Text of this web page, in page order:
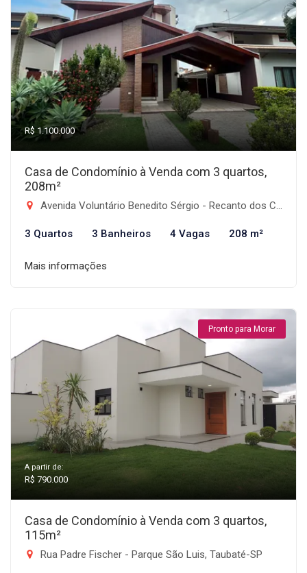
R$ 1.100.000
Casa de Condomínio à Venda com 3 quartos,
208m²
Avenida Voluntário Benedito Sérgio - Recanto dos Coqueirais, Taubaté-SP
3 Quartos 3 Banheiros 4 Vagas 208 m²
Mais informações
Pronto para Morar
A partir de:
R$ 790.000
Casa de Condomínio à Venda com 3 quartos,
115m²
Rua Padre Fischer - Parque São Luis, Taubaté-SP